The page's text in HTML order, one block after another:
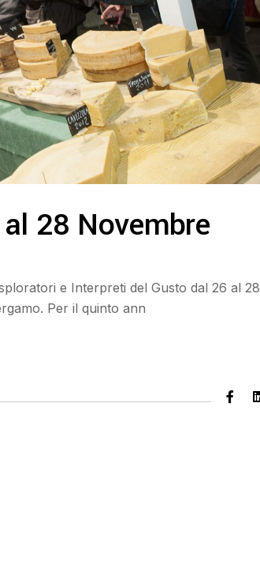
28 Novembre
e Interpreti del Gusto dal 26 al 28
Per il quinto ann